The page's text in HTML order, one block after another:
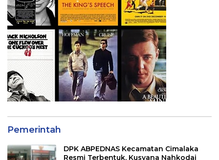
Pemerintah
DPK ABPEDNAS Kecamatan Cimalaka
Resmi Terbentuk, Kusyana Nahkodai